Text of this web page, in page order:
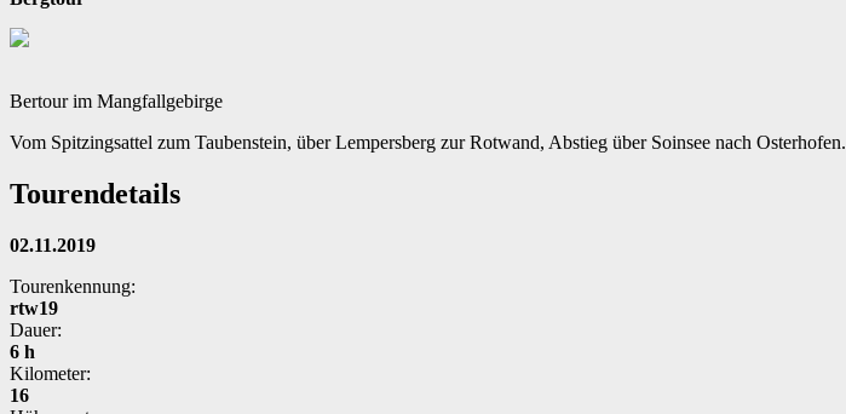
Bertour im Mangfallgebirge
Vom Spitzingsattel zum Taubenstein, über Lempersberg zur Rotwand, Abstieg über Soinsee nach Osterhofen.
Tourendetails
02.11.2019
Tourenkennung:
rtw19
Dauer:
6 h
Kilometer:
16